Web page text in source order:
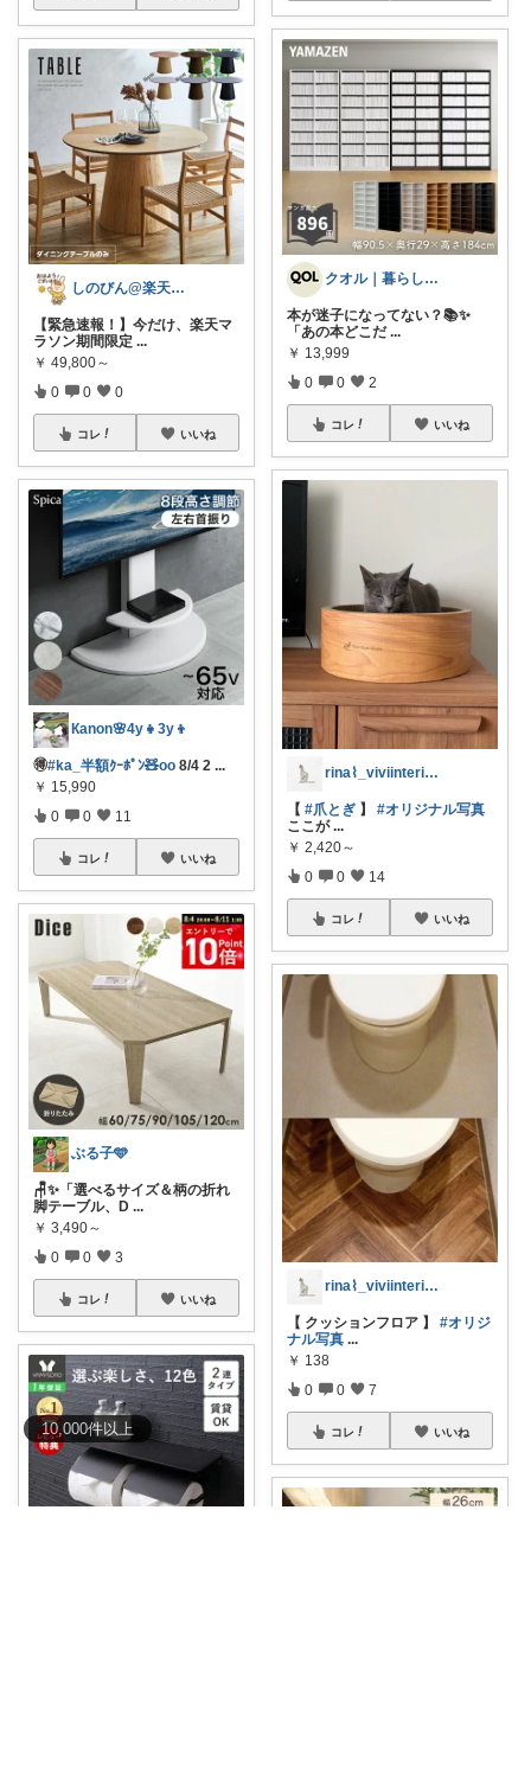
10,000件以上
しのびん@楽天Room
【緊急速報！】今だけ、楽天マ
ラソン期間限定 ...
￥ 49,800～
0 0 0
コレ いいね
Кanon🌸4y👧3y👦
🉐#ka_半額ｸｰﾎﾟﾝ🧸oo 8/4 2 ...
￥ 15,990
0 0 11
コレ いいね
ぶる子🩵
🪑✨「選べるサイズ＆柄の折れ
脚テーブル、D ...
￥ 3,490～
0 0 3
コレ いいね
クオル｜暮らしの「質」爆上げ🈁
本が迷子になってない？📚✨
「あの本どこだ ...
￥ 13,999
0 0 2
コレ いいね
rina⌇_viviinterior_
【 #爪とぎ 】 #オリジナル写真
ここが ...
￥ 2,420～
0 0 14
コレ いいね
rina⌇_viviinterior_
【 クッションフロア 】 #オリジ
ナル写真 ...
￥ 138
0 0 7
コレ いいね